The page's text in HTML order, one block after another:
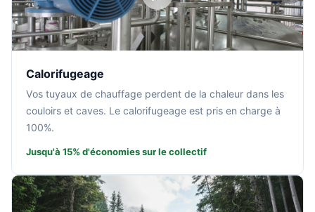
Calorifugeage
Vos tuyaux de chauffage perdent de la chaleur dans les
couloirs et caves. Le calorifugeage est pris en charge à
100%.
Jusqu'à 15% d'économies sur le collectif